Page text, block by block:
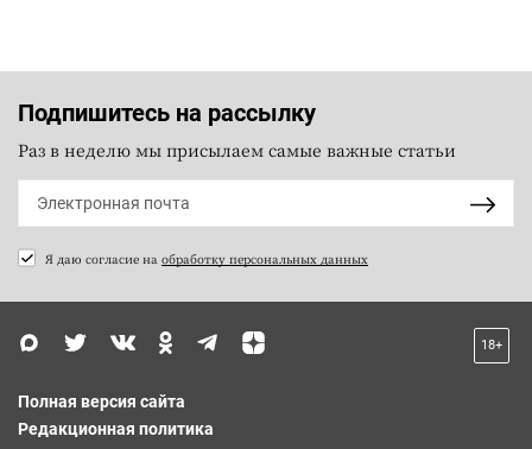
Подпишитесь на рассылку
Раз в неделю мы присылаем самые важные статьи
Я даю согласие на обработку персональных данных
18+
Полная версия сайта
Редакционная политика